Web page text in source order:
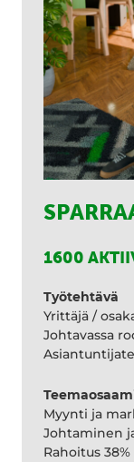
1600
Työtehtävä
Yrittäjä /
Johtavassa
Myynti ja
Johtaminen
Rahoitus 38%